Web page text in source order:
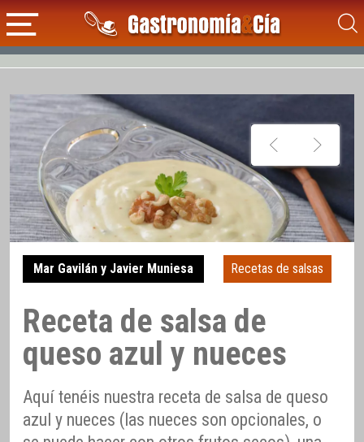
Mar Gavilán y Javier Muniesa Recetas de salsas
Receta de salsa de
queso azul y nueces
Aquí tenéis nuestra receta de salsa de queso
azul y nueces (las nueces son opcionales, o